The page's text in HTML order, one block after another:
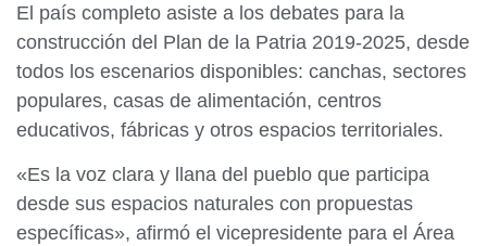
El país completo asiste a los debates para la
construcción del Plan de la Patria 2019-2025, desde
todos los escenarios disponibles: canchas, sectores
populares, casas de alimentación, centros
educativos, fábricas y otros espacios territoriales.
«Es la voz clara y llana del pueblo que participa
desde sus espacios naturales con propuestas
específicas», afirmó el vicepresidente para el Área